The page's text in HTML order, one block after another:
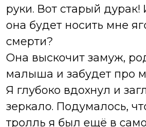
руки. Вот старый
она будет носить мне
смерти?
Она выскочит замуж,
малыша и забудет про
Я глубоко вдохнул и
зеркало. Подумалось,
тролль я был ещё в